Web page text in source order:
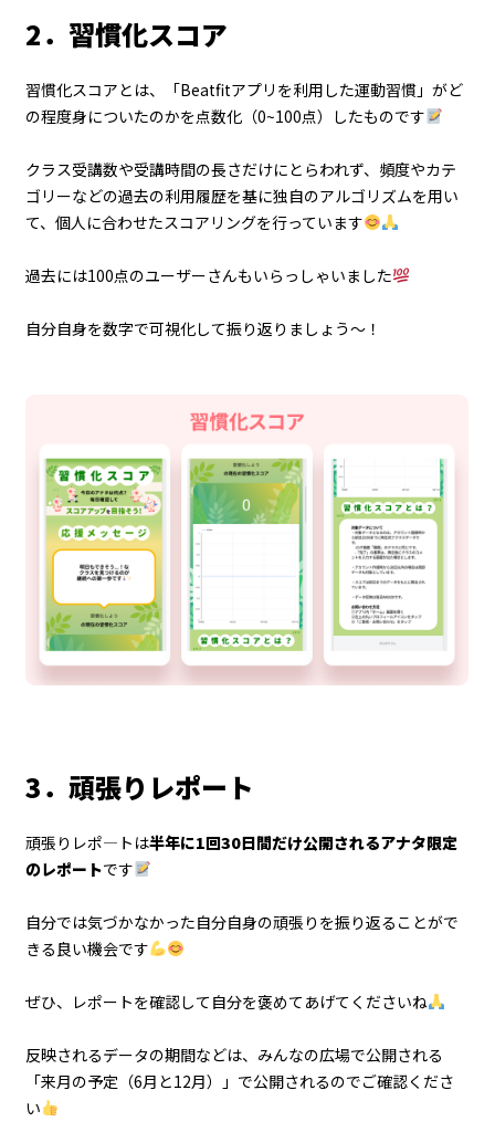
2．習慣化スコア
習慣化スコアとは、「Beatfitアプリを利用した運動習慣」がど
の程度身についたのかを点数化（0~100点）したものです
クラス受講数や受講時間の長さだけにとらわれず、頻度やカテ
ゴリーなどの過去の利用履歴を基に独自のアルゴリズムを用い
て、個人に合わせたスコアリングを行っています
過去には100点のユーザーさんもいらっしゃいました
自分自身を数字で可視化して振り返りましょう～！
3．頑張りレポート
頑張りレポ―トは半年に1回30日間だけ公開されるアナタ限定
のレポートです
自分では気づかなかった自分自身の頑張りを振り返ることがで
きる良い機会です
ぜひ、レポートを確認して自分を褒めてあげてくださいね
反映されるデータの期間などは、みんなの広場で公開される
「来月の予定（6月と12月）」で公開されるのでご確認くださ
い